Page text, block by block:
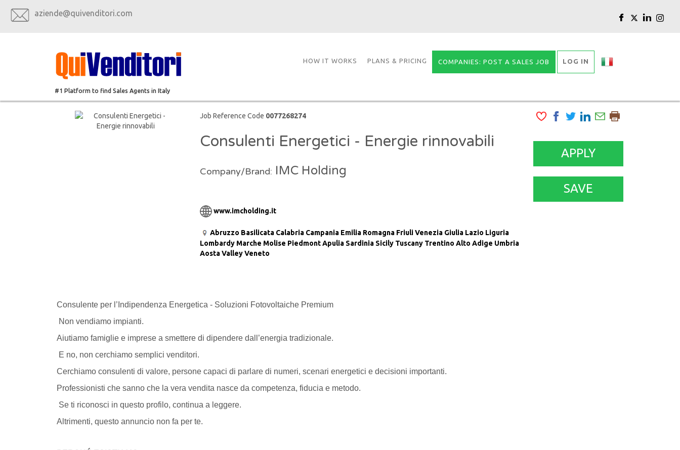
aziende@quivenditori.com
#1 Platform to find Sales Agents in Italy
HOW IT WORKS PLANS & PRICING COMPANIES: POST A SALES JOB LOG IN
Job Reference Code 0077268274
Consulenti Energetici - Energie rinnovabili
Company/Brand: IMC Holding
www.imcholding.it
Abruzzo Basilicata Calabria Campania Emilia Romagna Friuli Venezia Giulia Lazio Liguria
Lombardy Marche Molise Piedmont Apulia Sardinia Sicily Tuscany Trentino Alto Adige Umbria
Aosta Valley Veneto
APPLY
SAVE
Consulente per l’Indipendenza Energetica - Soluzioni Fotovoltaiche Premium
Non vendiamo impianti.
Aiutiamo famiglie e imprese a smettere di dipendere dall’energia tradizionale.
E no, non cerchiamo semplici venditori.
Cerchiamo consulenti di valore, persone capaci di parlare di numeri, scenari energetici e decisioni importanti.
Professionisti che sanno che la vera vendita nasce da competenza, fiducia e metodo.
Se ti riconosci in questo profilo, continua a leggere.
Altrimenti, questo annuncio non fa per te.